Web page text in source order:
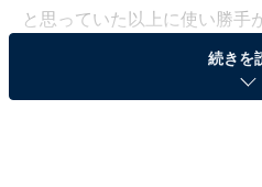
と思っていた以上に使い勝手
した。今回は「シュロの棒た
続きを